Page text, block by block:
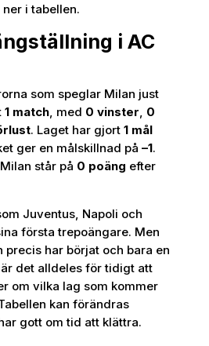
i tabellen.
i AC
som speglar Milan just
1 match, med 0 vinster, 0
. Laget har gjort 1 mål
ger en målskillnad på –1.
står på 0 poäng efter
Juventus, Napoli och
första trepoängare. Men
precis har börjat och bara en
det alldeles för tidigt att
om vilka lag som kommer
kan förändras
gott om tid att klättra.